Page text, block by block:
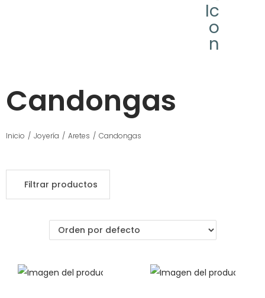
Candongas
Inicio / Joyería / Aretes / Candongas
Filtrar productos